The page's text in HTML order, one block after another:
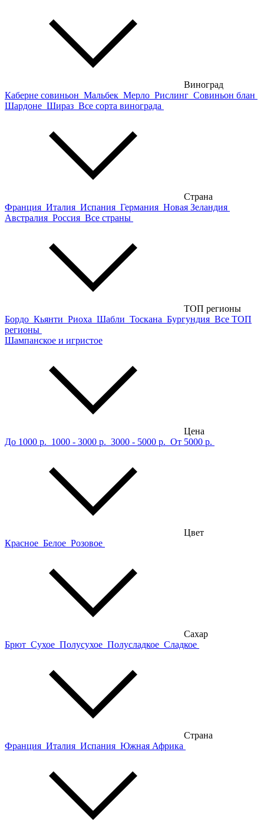
Виноград
Каберне совиньон Мальбек Мерло Рислинг Совиньон блан
Шардоне Шираз Все сорта винограда
Страна
Франция Италия Испания Германия Новая Зеландия
Австралия Россия Все страны
ТОП регионы
Бордо Кьянти Риоха Шабли Тоскана Бургундия Все ТОП
регионы
Шампанское и игристое
Цена
До 1000 р. 1000 - 3000 р. 3000 - 5000 р. От 5000 р.
Цвет
Красное Белое Розовое
Сахар
Брют Сухое Полусухое Полусладкое Сладкое
Страна
Франция Италия Испания Южная Африка